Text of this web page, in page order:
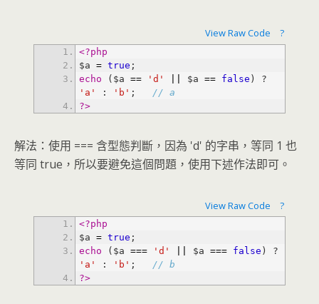
View Raw Code ?
<?php
$a = true
echo ($a == 'd' $a == false
'a'
: 'b' ;
// a
?>
解法：使用 === 含型態判斷，因為 'd' 的字串，等同 1 也
等同 true，所以要避免這個問題，使用下述作法即可。
View Raw Code ?
<?php
$a = true
echo ($a === 'd' $a === false
'a'
: 'b' ;
// b
?>